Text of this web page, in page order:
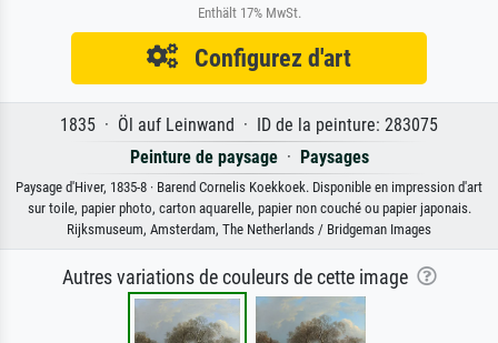
Enthält 17% MwSt.
Configurez d'art
1835 · Öl auf Leinwand · ID de la peinture: 283075
Peinture de paysage· Paysages
Paysage d'Hiver, 1835-8 · Barend Cornelis Koekkoek. Disponible en impression d'art
sur toile, papier photo, carton aquarelle, papier non couché ou papier japonais.
Rijksmuseum, Amsterdam, The Netherlands / Bridgeman Images
Autres variations de couleurs de cette image